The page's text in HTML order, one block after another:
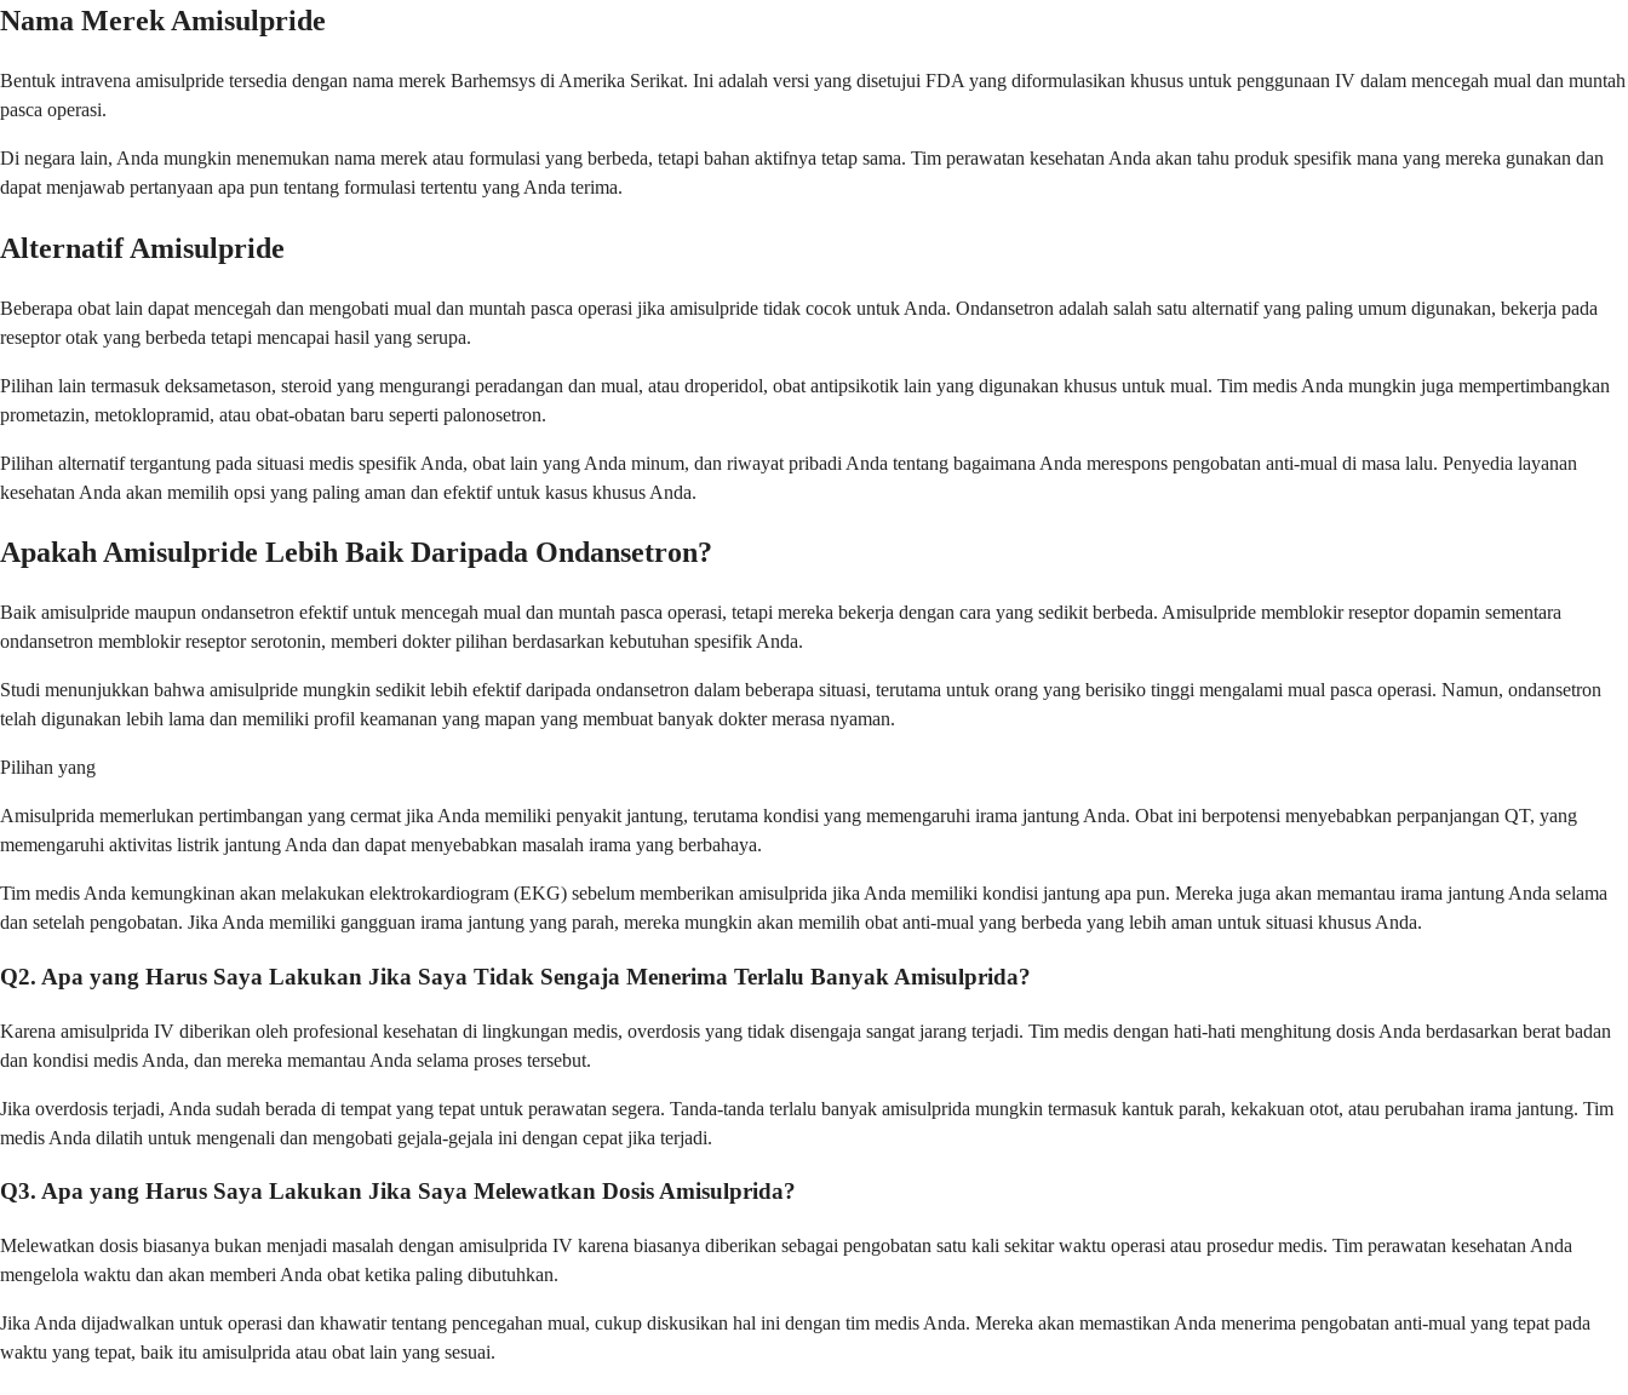
Nama Merek Amisulpride
Bentuk intravena amisulpride tersedia dengan nama merek Barhemsys di Amerika Serikat. Ini adalah versi yang disetujui FDA yang diformulasikan khusus untuk penggunaan IV dalam mencegah mual dan muntah
pasca operasi.
Di negara lain, Anda mungkin menemukan nama merek atau formulasi yang berbeda, tetapi bahan aktifnya tetap sama. Tim perawatan kesehatan Anda akan tahu produk spesifik mana yang mereka gunakan dan
dapat menjawab pertanyaan apa pun tentang formulasi tertentu yang Anda terima.
Alternatif Amisulpride
Beberapa obat lain dapat mencegah dan mengobati mual dan muntah pasca operasi jika amisulpride tidak cocok untuk Anda. Ondansetron adalah salah satu alternatif yang paling umum digunakan, bekerja pada
reseptor otak yang berbeda tetapi mencapai hasil yang serupa.
Pilihan lain termasuk deksametason, steroid yang mengurangi peradangan dan mual, atau droperidol, obat antipsikotik lain yang digunakan khusus untuk mual. Tim medis Anda mungkin juga mempertimbangkan
prometazin, metoklopramid, atau obat-obatan baru seperti palonosetron.
Pilihan alternatif tergantung pada situasi medis spesifik Anda, obat lain yang Anda minum, dan riwayat pribadi Anda tentang bagaimana Anda merespons pengobatan anti-mual di masa lalu. Penyedia layanan
kesehatan Anda akan memilih opsi yang paling aman dan efektif untuk kasus khusus Anda.
Apakah Amisulpride Lebih Baik Daripada Ondansetron?
Baik amisulpride maupun ondansetron efektif untuk mencegah mual dan muntah pasca operasi, tetapi mereka bekerja dengan cara yang sedikit berbeda. Amisulpride memblokir reseptor dopamin sementara
ondansetron memblokir reseptor serotonin, memberi dokter pilihan berdasarkan kebutuhan spesifik Anda.
Studi menunjukkan bahwa amisulpride mungkin sedikit lebih efektif daripada ondansetron dalam beberapa situasi, terutama untuk orang yang berisiko tinggi mengalami mual pasca operasi. Namun, ondansetron
telah digunakan lebih lama dan memiliki profil keamanan yang mapan yang membuat banyak dokter merasa nyaman.
Pilihan yang
Amisulprida memerlukan pertimbangan yang cermat jika Anda memiliki penyakit jantung, terutama kondisi yang memengaruhi irama jantung Anda. Obat ini berpotensi menyebabkan perpanjangan QT, yang
memengaruhi aktivitas listrik jantung Anda dan dapat menyebabkan masalah irama yang berbahaya.
Tim medis Anda kemungkinan akan melakukan elektrokardiogram (EKG) sebelum memberikan amisulprida jika Anda memiliki kondisi jantung apa pun. Mereka juga akan memantau irama jantung Anda selama
dan setelah pengobatan. Jika Anda memiliki gangguan irama jantung yang parah, mereka mungkin akan memilih obat anti-mual yang berbeda yang lebih aman untuk situasi khusus Anda.
Q2. Apa yang Harus Saya Lakukan Jika Saya Tidak Sengaja Menerima Terlalu Banyak Amisulprida?
Karena amisulprida IV diberikan oleh profesional kesehatan di lingkungan medis, overdosis yang tidak disengaja sangat jarang terjadi. Tim medis dengan hati-hati menghitung dosis Anda berdasarkan berat badan
dan kondisi medis Anda, dan mereka memantau Anda selama proses tersebut.
Jika overdosis terjadi, Anda sudah berada di tempat yang tepat untuk perawatan segera. Tanda-tanda terlalu banyak amisulprida mungkin termasuk kantuk parah, kekakuan otot, atau perubahan irama jantung. Tim
medis Anda dilatih untuk mengenali dan mengobati gejala-gejala ini dengan cepat jika terjadi.
Q3. Apa yang Harus Saya Lakukan Jika Saya Melewatkan Dosis Amisulprida?
Melewatkan dosis biasanya bukan menjadi masalah dengan amisulprida IV karena biasanya diberikan sebagai pengobatan satu kali sekitar waktu operasi atau prosedur medis. Tim perawatan kesehatan Anda
mengelola waktu dan akan memberi Anda obat ketika paling dibutuhkan.
Jika Anda dijadwalkan untuk operasi dan khawatir tentang pencegahan mual, cukup diskusikan hal ini dengan tim medis Anda. Mereka akan memastikan Anda menerima pengobatan anti-mual yang tepat pada
waktu yang tepat, baik itu amisulprida atau obat lain yang sesuai.